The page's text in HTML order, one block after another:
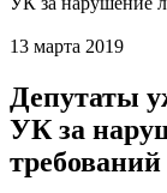
13 марта 2019
Депутаты
УК за
требований